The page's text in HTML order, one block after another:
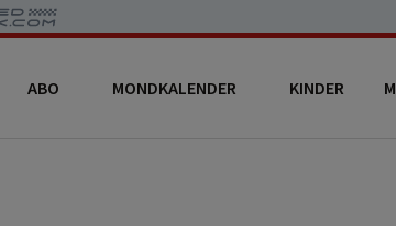
ABO MONDKALENDER KINDER